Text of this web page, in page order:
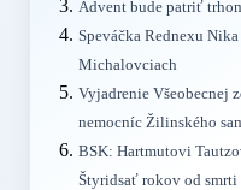
Advent bude patriť
Speváčka Rednexu
Michalovciach
Vyjadrenie Všeobecnej
nemocníc Žilinského
BSK: Hartmutovi
Štyridsať rokov od